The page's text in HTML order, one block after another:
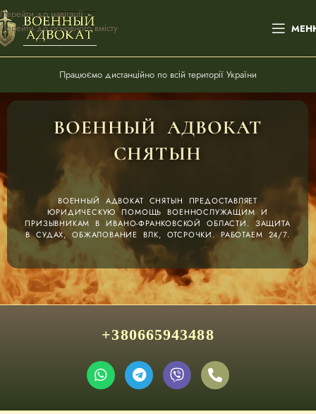
Перейти до навігації
Перейти до основного вмісту
Працюємо дистанційно по всій території України
ВОЕННЫЙ АДВОКАТ
СНЯТЫН
ВОЕННЫЙ АДВОКАТ СНЯТЫН ПРЕДОСТАВЛЯЕТ
ЮРИДИЧЕСКУЮ ПОМОЩЬ ВОЕННОСЛУЖАЩИМ И
ПРИЗЫВНИКАМ В ИВАНО-ФРАНКОВСКОЙ ОБЛАСТИ. ЗАЩИТА
В СУДАХ, ОБЖАЛОВАНИЕ ВЛК, ОТСРОЧКИ. РАБОТАЕМ 24/7.
+380665943488